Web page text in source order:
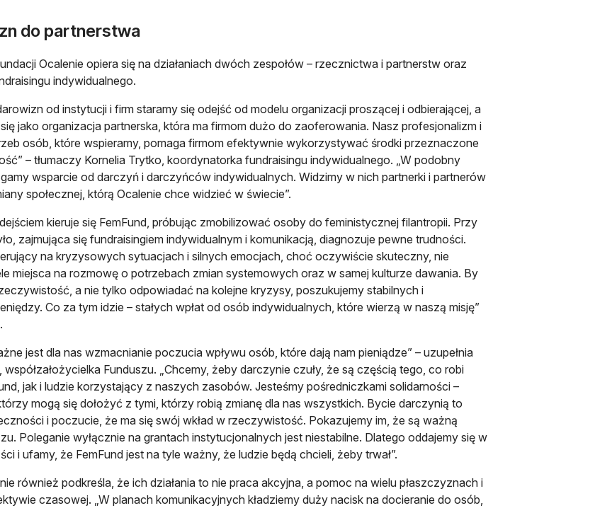
do partnerstwa
Ocalenie opiera się na działaniach dwóch zespołów – rzecznictwa i partnerstw oraz
indywidualnego.
od instytucji i firm staramy się odejść od modelu organizacji proszącej i odbierającej, a
jako organizacja partnerska, która ma firmom dużo do zaoferowania. Nasz profesjonalizm i
osób, które wspieramy, pomaga firmom efektywnie wykorzystywać środki przeznaczone
– tłumaczy Kornelia Trytko, koordynatorka fundraisingu indywidualnego. „W podobny
wsparcie od darczyń i darczyńców indywidualnych. Widzimy w nich partnerki i partnerów
społecznej, którą Ocalenie chce widzieć w świecie”.
kieruje się FemFund, próbując zmobilizować osoby do feministycznej filantropii. Przy
zajmująca się fundraisingiem indywidualnym i komunikacją, diagnozuje pewne trudności.
na kryzysowych sytuacjach i silnych emocjach, choć oczywiście skuteczny, nie
miejsca na rozmowę o potrzebach zmian systemowych oraz w samej kulturze dawania. By
a nie tylko odpowiadać na kolejne kryzysy, poszukujemy stabilnych i
Co za tym idzie – stałych wpłat od osób indywidualnych, które wierzą w naszą misję”
jest dla nas wzmacnianie poczucia wpływu osób, które dają nam pieniądze” – uzupełnia
Funduszu. „Chcemy, żeby darczynie czuły, że są częścią tego, co robi
jak i ludzie korzystający z naszych zasobów. Jesteśmy pośredniczkami solidarności –
mogą się dołożyć z tymi, którzy robią zmianę dla nas wszystkich. Bycie darczynią to
i poczucie, że ma się swój wkład w rzeczywistość. Pokazujemy im, że są ważną
Poleganie wyłącznie na grantach instytucjonalnych jest niestabilne. Dlatego oddajemy się w
i ufamy, że FemFund jest na tyle ważny, że ludzie będą chcieli, żeby trwał”.
również podkreśla, że ich działania to nie praca akcyjna, a pomoc na wielu płaszczyznach i
czasowej. „W planach komunikacyjnych kładziemy duży nacisk na docieranie do osób,